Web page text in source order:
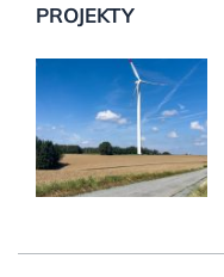
PROJEKTY